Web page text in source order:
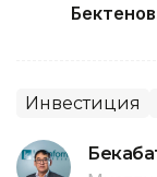
Инвестиция